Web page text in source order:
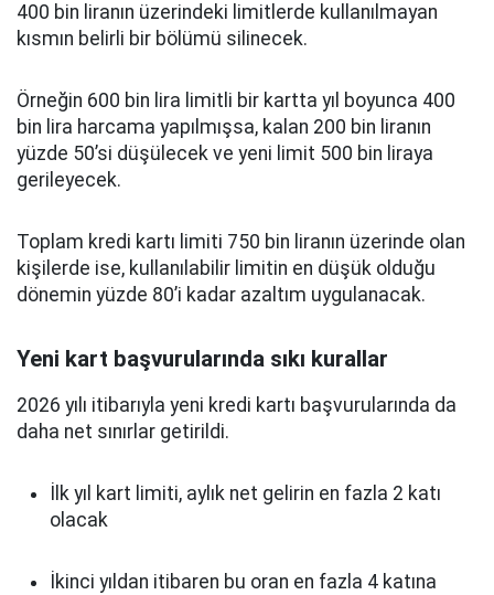
400 bin liranın üzerindeki limitlerde kullanılmayan
kısmın belirli bir bölümü silinecek.
Örneğin 600 bin lira limitli bir kartta yıl boyunca 400
bin lira harcama yapılmışsa, kalan 200 bin liranın
yüzde 50’si düşülecek ve yeni limit 500 bin liraya
gerileyecek.
Toplam kredi kartı limiti 750 bin liranın üzerinde olan
kişilerde ise, kullanılabilir limitin en düşük olduğu
dönemin yüzde 80’i kadar azaltım uygulanacak.
Yeni kart başvurularında sıkı kurallar
2026 yılı itibarıyla yeni kredi kartı başvurularında da
daha net sınırlar getirildi.
İlk yıl kart limiti, aylık net gelirin en fazla 2 katı
olacak
İkinci yıldan itibaren bu oran en fazla 4 katına